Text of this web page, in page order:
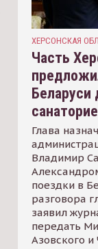
ХЕРСОНСКАЯ
Часть
Беларуси
Глава
Владимир
поездки в
разговора
заявил
передать
Азовского